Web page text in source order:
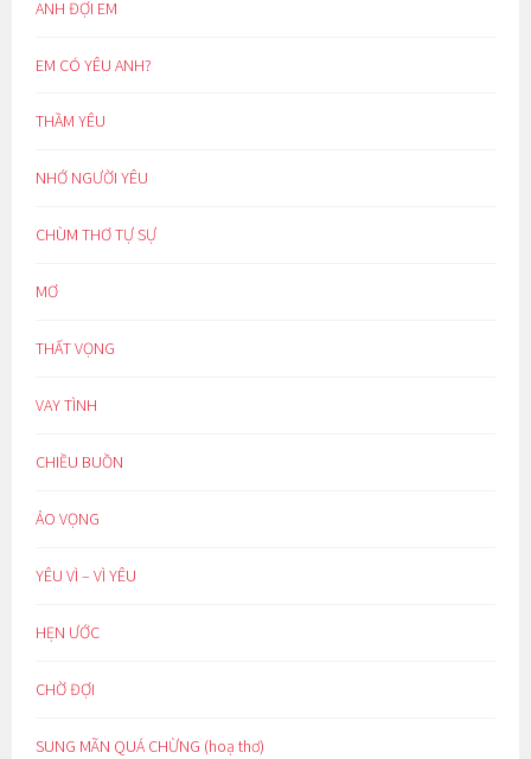
ANH ĐỢI EM
EM CÓ YÊU ANH?
THẦM YÊU
NHỚ NGƯỜI YÊU
CHÙM THƠ TỰ SỰ
MƠ
THẤT VỌNG
VAY TÌNH
CHIỀU BUỒN
ẢO VỌNG
YÊU VÌ – VÌ YÊU
HẸN ƯỚC
CHỜ ĐỢI
SUNG MÃN QUÁ CHỪNG (hoạ thơ)